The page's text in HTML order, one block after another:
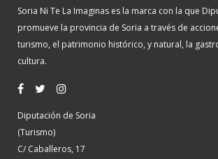
Soria Ni Te La Imaginas es la marca con la que
promueve la provincia de Soria a través de
turismo, el patrimonio histórico, y natural, la
cultura.
Diputación de Soria
(Turismo)
C/ Caballeros, 17